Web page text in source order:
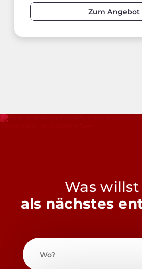
Zum Angebot
Was
als nächstes
Wo?